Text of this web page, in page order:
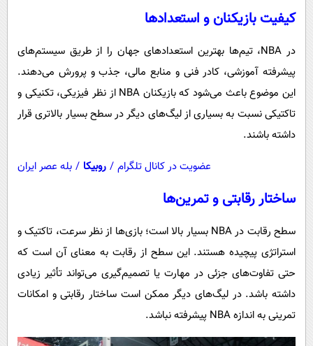
بین الملل
اجتماعی
سیاست خارجی
کیفیت بازیکنان و استعدادها
در NBA، تیم‌ها بهترین استعدادهای جهان را از طریق سیستم‌های
پیشرفته آموزشی، کادر فنی و منابع مالی، جذب و پرورش می‌دهند.
این موضوع باعث می‌شود که بازیکنان NBA از نظر فیزیکی، تکنیکی و
تاکتیکی نسبت به بسیاری از لیگ‌های دیگر در سطح بسیار بالاتری قرار
داشته باشند.
عضویت در کانال تلگرام / روبیکا / بله عصر ایران
ساختار رقابتی و تمرین‌ها
سطح رقابت در NBA بسیار بالا است؛ بازی‌ها از نظر سرعت، تاکتیک و
استراتژی پیچیده هستند. این سطح از رقابت به معنای آن است که
حتی تفاوت‌های جزئی در مهارت یا تصمیم‌گیری می‌تواند تأثیر زیادی
داشته باشد. در لیگ‌های دیگر ممکن است ساختار رقابتی و امکانات
تمرینی به اندازه NBA پیشرفته نباشد.